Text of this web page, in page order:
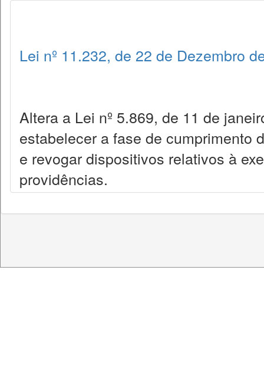
Lei nº 11.232, de 22 de Dezembro
Altera a Lei nº 5.869, de 11 de
estabelecer a fase de cumprimento
e revogar dispositivos relativos à
providências.